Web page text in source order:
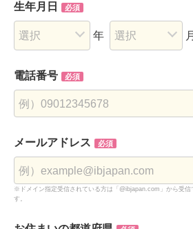
生年月日 必須
年 月
電話番号 必須
メールアドレス 必須
※ドメイン指定受信されている方は「@ibjapan.com」から受信
す。